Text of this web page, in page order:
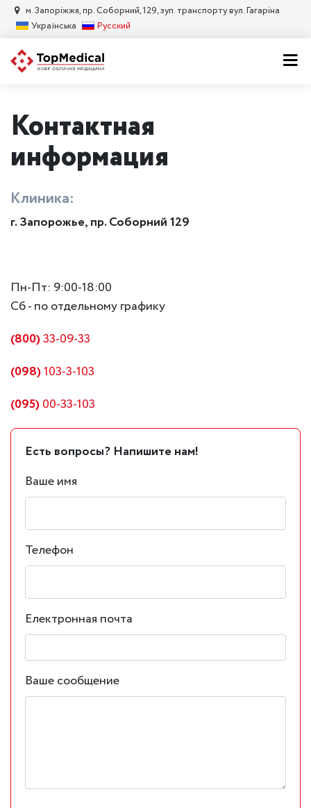
м. Запорiжжя, пр. Соборний, 129, зуп. транспорту вул. Гагаріна
Українська
Русский
Контактная
информация
Клиника:
г. Запорожье, пр. Соборний 129
Пн-Пт: 9:00-18:00
Сб - по отдельному графику
(800)33-09-33
(098)103-3-103
(095)00-33-103
Есть вопросы? Напишите нам!
Ваше имя
Телефон
Електронная почта
Ваше сообщение